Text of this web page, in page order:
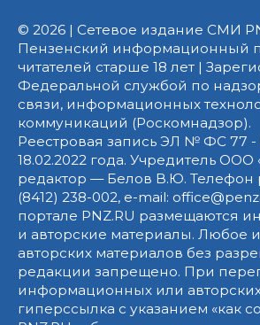
© 2026 | Сетевое издание СМИ
Пензенский информационный
читателей старше 18 лет |
Федеральной службой по
связи, информационных
коммуникаций (Роскомнадзор).
Реестровая запись ЭЛ № ФС 77 -
18.02.2022 года. Учредитель ООО
редактор — Белов В.Ю. Телефон
(8412) 238-002, e-mail:
портале PNZ.RU размещаются
и авторские материалы. Любое
авторских материалов без
редакции запрещено. При
информационных или
гиперссылка с указанием «как